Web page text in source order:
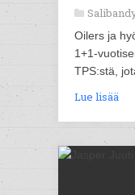
Oilers ja
1+1-
TPS:stä,
Lue lisää